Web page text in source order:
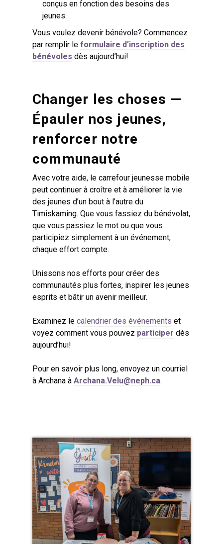
conçus en fonction des besoins des
jeunes.
Vous voulez devenir bénévole? Commencez
par remplir le formulaire d’inscription des
bénévoles dès aujourd’hui!
Changer les choses —
Épauler nos jeunes,
renforcer notre
communauté
Avec votre aide, le carrefour jeunesse mobile
peut continuer à croître et à améliorer la vie
des jeunes d’un bout à l’autre du
Timiskaming. Que vous fassiez du bénévolat,
que vous passiez le mot ou que vous
participiez simplement à un événement,
chaque effort compte.
Unissons nos efforts pour créer des
communautés plus fortes, inspirer les jeunes
esprits et bâtir un avenir meilleur.
Examinez le calendrier des événements et
voyez comment vous pouvez participer dès
aujourd’hui!
Pour en savoir plus long, envoyez un courriel
à Archana à Archana.Velu@neph.ca.